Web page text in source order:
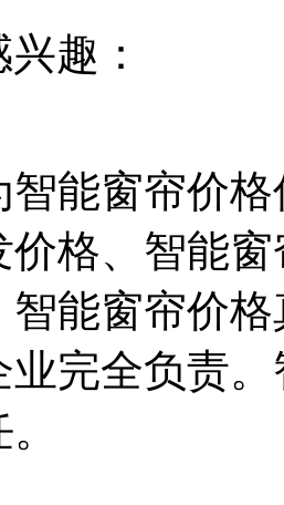
趣：
智能窗帘价
价格、智能
智能窗帘价
业完全负责